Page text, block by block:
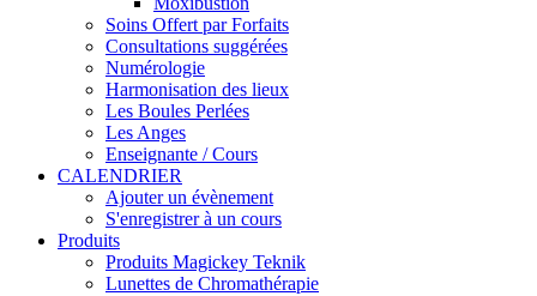
Soins Offert par Forfaits
Consultations suggérées
Numérologie
Harmonisation des lieux
Les Boules Perlées
Les Anges
Enseignante / Cours
CALENDRIER
Ajouter un évènement
S'enregistrer à un cours
Produits
Produits Magickey Teknik
Lunettes de Chromathérapie